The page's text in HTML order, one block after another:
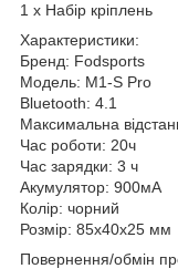
1 x Набір кріплень
Характеристики:
Бренд: Fodsports
Модель: M1-S Pro
Bluetooth: 4.1
Максимальна
Час роботи: 20ч
Час зарядки: 3 ч
Акумулятор: 900мА
Колір: чорний
Розмір: 85x40x25 мм
Повернення/обмін